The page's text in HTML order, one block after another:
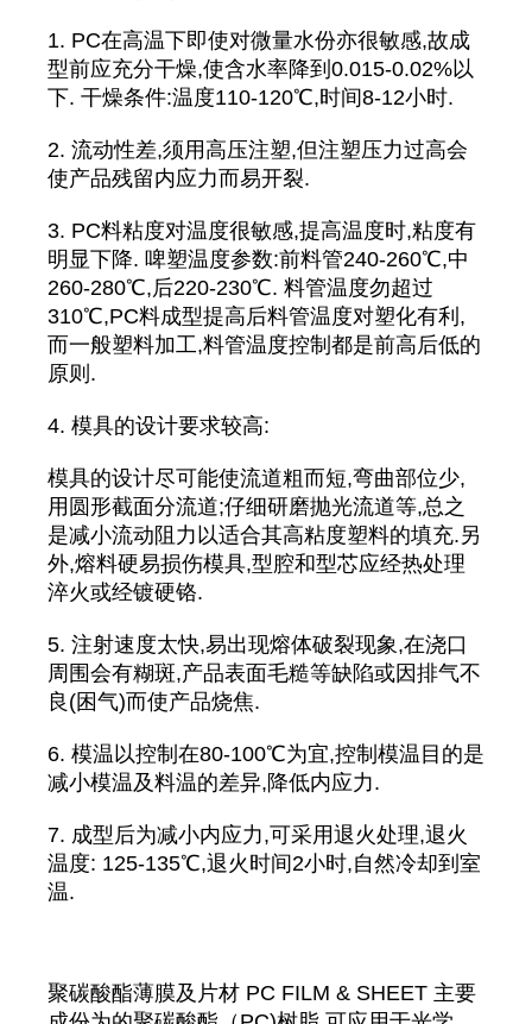
1. PC在高温下即使对微量水份亦很敏感,故成
型前应充分干燥,使含水率降到0.015-0.02%以
下. 干燥条件:温度110-120℃,时间8-12小时.
2. 流动性差,须用高压注塑,但注塑压力过高会
使产品残留内应力而易开裂.
3. PC料粘度对温度很敏感,提高温度时,粘度有
明显下降. 啤塑温度参数:前料管240-260℃,中
260-280℃,后220-230℃. 料管温度勿超过
310℃,PC料成型提高后料管温度对塑化有利,
而一般塑料加工,料管温度控制都是前高后低的
原则.
4. 模具的设计要求较高:
模具的设计尽可能使流道粗而短,弯曲部位少,
用圆形截面分流道;仔细研磨抛光流道等,总之
是减小流动阻力以适合其高粘度塑料的填充.另
外,熔料硬易损伤模具,型腔和型芯应经热处理
淬火或经镀硬铬.
5. 注射速度太快,易出现熔体破裂现象,在浇口
周围会有糊斑,产品表面毛糙等缺陷或因排气不
良(困气)而使产品烧焦.
6. 模温以控制在80-100℃为宜,控制模温目的是
减小模温及料温的差异,降低内应力.
7. 成型后为减小内应力,可采用退火处理,退火
温度: 125-135℃,退火时间2小时,自然冷却到室
温.
聚碳酸酯薄膜及片材 PC FILM & SHEET 主要